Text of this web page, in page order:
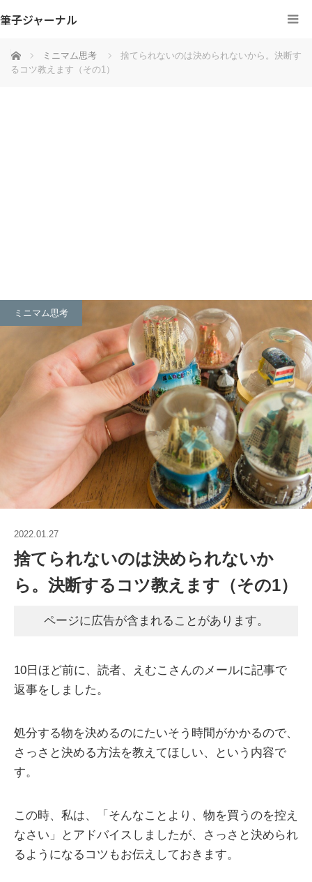
筆子ジャーナル
ホーム ミニマム思考
捨てられないのは決められないから。決断す
るコツ教えます（その1）
ミニマム思考
2022.01.27
捨てられないのは決められないか
ら。決断するコツ教えます（その1）
ページに広告が含まれることがあります。
10日ほど前に、読者、えむこさんのメールに記事で
返事をしました。
処分する物を決めるのにたいそう時間がかかるので、
さっさと決める方法を教えてほしい、という内容で
す。
この時、私は、「そんなことより、物を買うのを控え
なさい」とアドバイスしましたが、さっさと決められ
るようになるコツもお伝えしておきます。